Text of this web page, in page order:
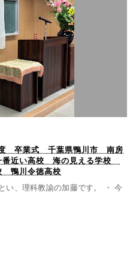
度 卒業式 千葉県鴨川市 南房
近い高校 海の見える学校
鴨川令徳高校
い、理科教諭の加藤です。 ・ 今